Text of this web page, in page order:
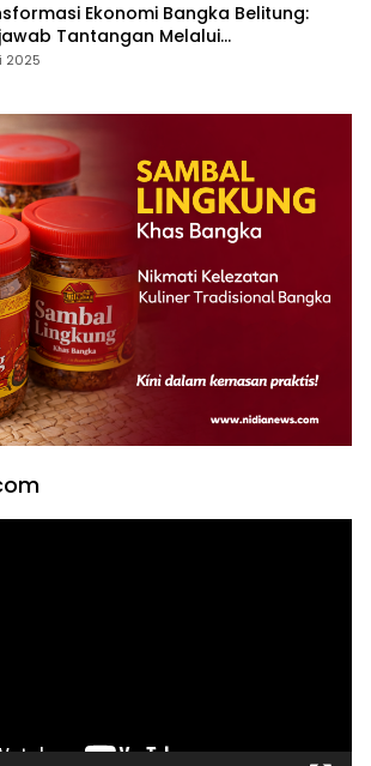
Ekonomi Bangka Belitung:
Tantangan Melalui
Sumber Daya Alam yang
2025